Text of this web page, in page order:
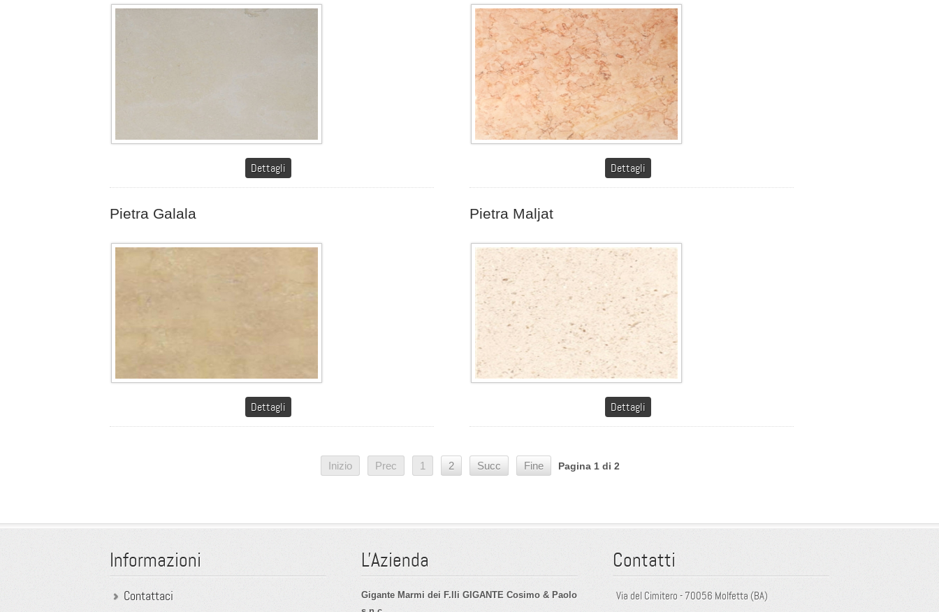
Dettagli Dettagli
Pietra Galala
Dettagli
Pietra Maljat
Dettagli
Inizio Prec 1 2 Succ Fine Pagina 1 di 2
Informazioni
Contattaci
L'Azienda
Gigante Marmi dei F.lli GIGANTE Cosimo & Paolo
Contatti
Via del Cimitero - 70056 Molfetta (BA)